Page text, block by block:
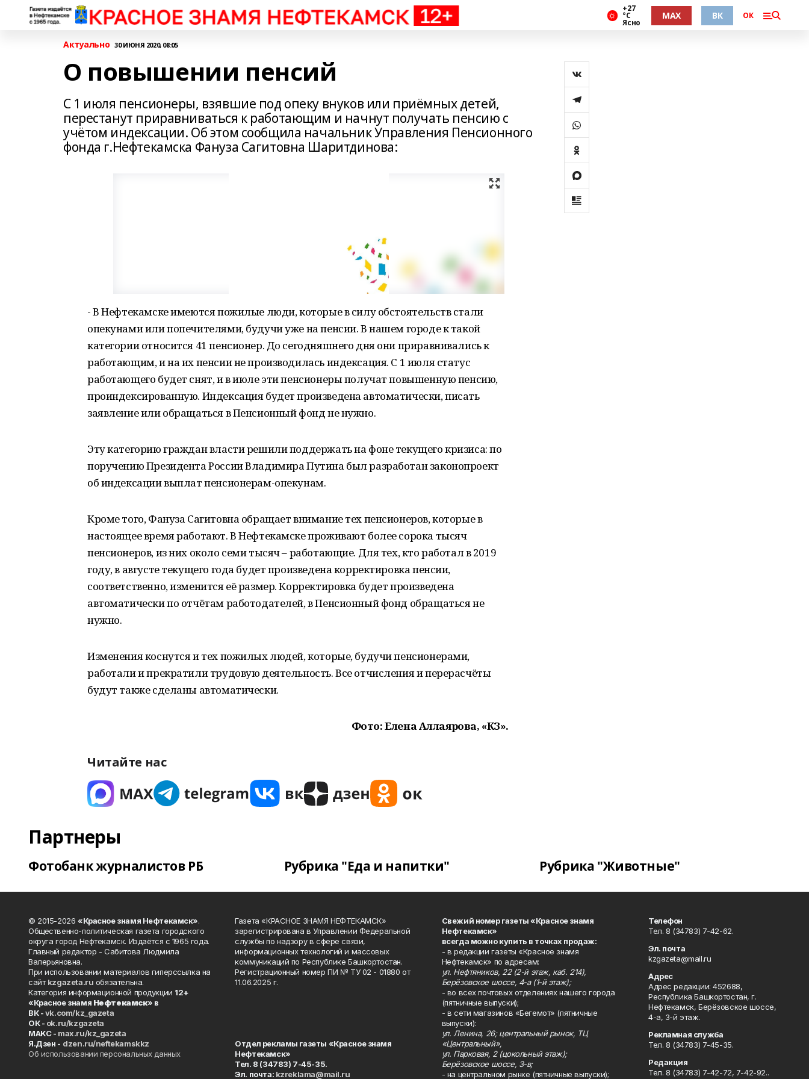
+27
°С
Ясно
MAX ВК ОК
Актуально 30 ИЮНЯ 2020, 08:05
О повышении пенсий
С 1 июля пенсионеры, взявшие под опеку внуков или приёмных детей,
перестанут приравниваться к работающим и начнут получать пенсию с
учётом индексации. Об этом сообщила начальник Управления Пенсионного
фонда г.Нефтекамска Фануза Сагитовна Шаритдинова:
- В Нефтекамске имеются пожилые люди, которые в силу обстоятельств стали
опекунами или попечителями, будучи уже на пенсии. В нашем городе к такой
категории относится 41 пенсионер. До сегодняшнего дня они приравнивались к
работающим, и на их пенсии не производилась индексация. С 1 июля статус
работающего будет снят, и в июле эти пенсионеры получат повышенную пенсию,
проиндексированную. Индексация будет произведена автоматически, писать
заявление или обращаться в Пенсионный фонд не нужно.
Эту категорию граждан власти решили поддержать на фоне текущего кризиса: по
поручению Президента России Владимира Путина был разработан законопроект
об индексации выплат пенсионерам-опекунам.
Кроме того, Фануза Сагитовна обращает внимание тех пенсионеров, которые в
настоящее время работают. В Нефтекамске проживают более сорока тысяч
пенсионеров, из них около семи тысяч – работающие. Для тех, кто работал в 2019
году, в августе текущего года будет произведена корректировка пенсии,
соответственно, изменится её размер. Корректировка будет произведена
автоматически по отчётам работодателей, в Пенсионный фонд обращаться не
нужно.
Изменения коснутся и тех пожилых людей, которые, будучи пенсионерами,
работали и прекратили трудовую деятельность. Все отчисления и перерасчёты
будут также сделаны автоматически.
Фото: Елена Аллаярова, «КЗ».
Читайте нас
Партнеры
Фотобанк журналистов РБ Рубрика "Еда и напитки" Рубрика "Животные"
© 2015-2026 «Красное знамя Нефтекамск».
Общественно-политическая газета городского
округа город Нефтекамск. Издаётся с 1965 года.
Главный редактор - Сабитова Людмила
Валерьяновна.
При использовании материалов гиперссылка на
сайтkzgazeta.ru обязательна.
Категория информационной продукции 12+
«Красное знамя Нефтекамск» в
ВК -vk.com/kz_gazeta
ОК - ok.ru/kzgazeta
MAKC - max.ru/kz_gazeta
Я.Дзен - dzen.ru/neftekamskkz
Об использовании персональных данных
Газета «КРАСНОЕ ЗНАМЯ НЕФТЕКАМСК»
зарегистрирована в Управлении Федеральной
службы по надзору в сфере связи,
информационных технологий и массовых
коммуникаций по Республике Башкортостан.
Регистрационный номер ПИ № ТУ 02 - 01880 от
11.06.2025 г.
Отдел рекламы газеты «Красное знамя
Нефтекамск»
Тел. 8 (34783) 7-45-35.
Эл. почта: kzreklama@mail.ru
Свежий номер газеты «Красное знамя
Нефтекамск»
всегда можно купить в точках продаж:
- в редакции газеты «Красное знамя
Нефтекамск» по адресам:
ул. Нефтяников, 22 (2-й этаж, каб. 214),
Берёзовское шоссе, 4-а (1-й этаж);
- во всех почтовых отделениях нашего города
(пятничные выпуски);
- в сети магазинов «Бегемот» (пятничные
выпуски):
ул. Ленина, 26; центральный рынок, ТЦ
«Центральный»,
ул. Парковая, 2 (цокольный этаж);
Берёзовское шоссе, 3-в;
- на центральном рынке (пятничные выпуски);
Телефон
Тел. 8 (34783) 7-42-62.
Эл. почта
kzgazeta@mail.ru
Адрес
Адрес редакции: 452688,
Республика Башкортостан, г.
Нефтекамск, Берёзовское шоссе,
4-а, 3-й этаж.
Рекламная служба
Тел. 8 (34783) 7-45-35.
Редакция
Тел. 8 (34783) 7-42-72, 7-42-92..